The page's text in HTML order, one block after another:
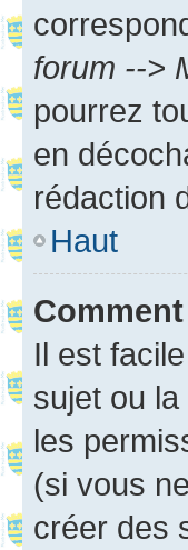
forum -->
pourrez
en
rédaction
Haut
Il est
sujet ou
les
(si vous
créer des